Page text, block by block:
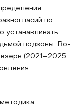
по
устанавливать
подзоны. Во-
(2021–2025